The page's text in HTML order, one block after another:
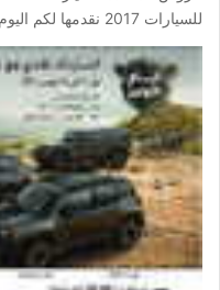
للسيارات 2017 نقدمها لكم اليوم من موقع عروض و تشمل…